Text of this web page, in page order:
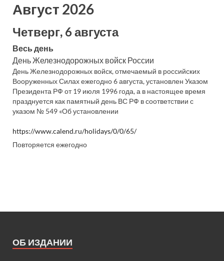
Август 2026
Четверг, 6 августа
Весь день
День Железнодорожных войск России
День Железнодорожных войск, отмечаемый в российских
Вооруженных Силах ежегодно 6 августа, установлен Указом
Президента РФ от 19 июля 1996 года, а в настоящее время
празднуется как памятный день ВС РФ в соответствии с
указом № 549 «Об установлении
https://www.calend.ru/holidays/0/0/65/
Повторяется ежегодно
ОБ ИЗДАНИИ